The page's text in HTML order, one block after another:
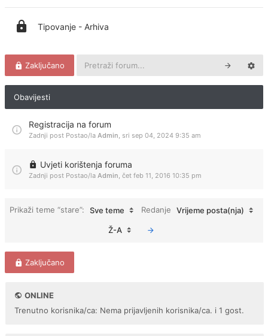
Tipovanje - Arhiva
Zaključano
Obavijesti
Registracija na forum
Zadnji post Postao/la Admin, sri sep 04, 2024 9:35 am
Uvjeti korištenja foruma
Zadnji post Postao/la Admin, čet feb 11, 2016 10:35 pm
Prikaži teme “stare”: Sve teme Redanje Vrijeme posta(nja)
Ž-A
Zaključano
ONLINE
Trenutno korisnika/ca: Nema prijavljenih korisnika/ca. i 1 gost.